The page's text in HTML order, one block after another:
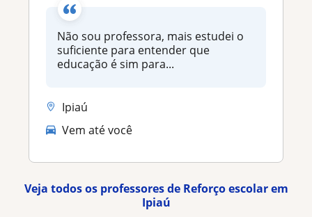
Não sou professora, mais estudei o
suficiente para entender que
educação é sim para...
Ipiaú
Vem até você
Veja todos os professores de Reforço escolar em
Ipiaú